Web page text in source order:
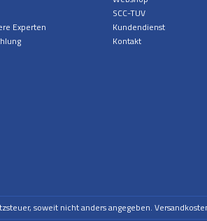
Experten
SCC-TUV
Kundendienst
Kontakt
soweit nicht anders angegeben.